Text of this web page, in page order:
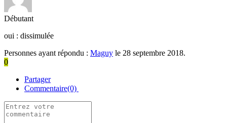
Débutant
oui : dissimulée
Personnes ayant répondu : Maguy le 28 septembre 2018.
0
Partager
Commentaire(0)